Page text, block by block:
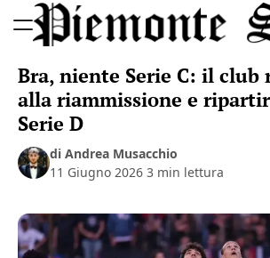
to
Sport
Bra, niente Serie C: il club
alla riammissione e
Serie D
di Andrea Musacchio
11 Giugno 2026 3 min lettura